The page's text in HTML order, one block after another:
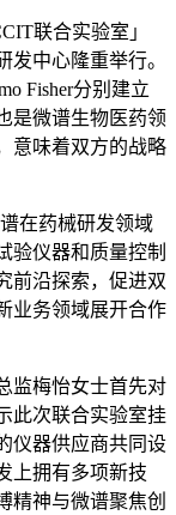
联合实验室」
中心隆重举行。
Fisher分别建立
是微谱生物医药领
意味着双方的战略
在药械研发领域
验仪器和质量控制
前沿探索，促进双
业务领域展开合作
梅怡女士首先对
此次联合实验室挂
仪器供应商共同设
上拥有多项新技
精神与微谱聚焦创